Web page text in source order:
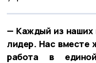
— Каждый из наших
лидер. Нас вместе
работа в